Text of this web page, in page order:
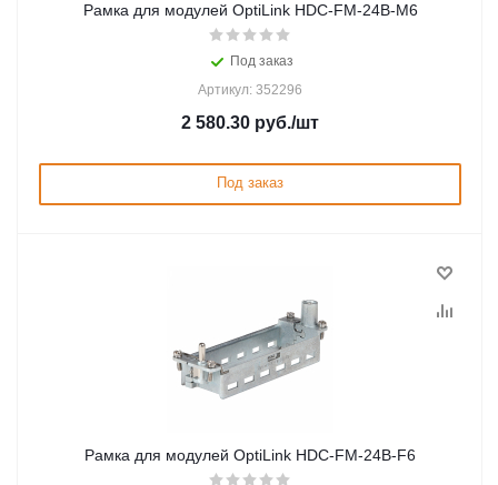
Рамка для модулей OptiLink HDC-FM-24B-M6
Под заказ
Артикул: 352296
2 580.30 руб./шт
Под заказ
Рамка для модулей OptiLink HDC-FM-24B-F6